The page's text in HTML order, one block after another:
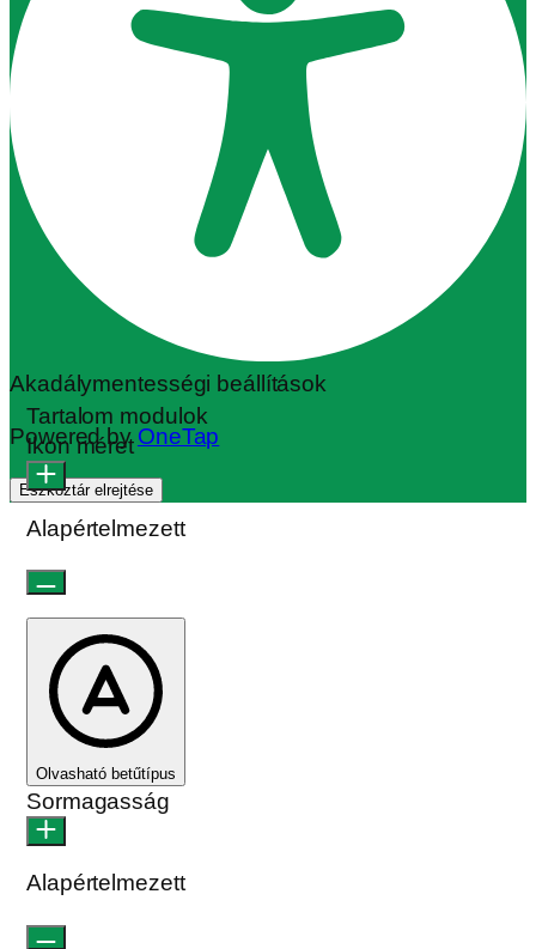
Akadálymentességi beállítások
Powered byOneTap
Eszköztár elrejtése
Tartalom modulok
Ikon méret
Alapértelmezett
Olvasható betűtípus
Sormagasság
Alapértelmezett